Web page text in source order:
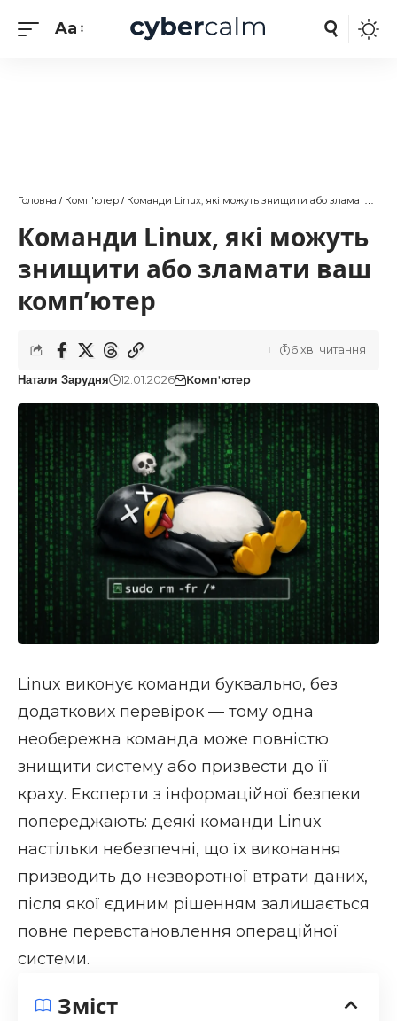
Aa
Головна / Комп'ютер / Команди Linux, які можуть знищити або зламати ваш комп’ютер
Команди Linux, які можуть
знищити або зламати ваш
комп’ютер
Наталя Зарудня 12.01.2026 Комп'ютер
6 хв. читання
Linux виконує команди буквально, без
додаткових перевірок — тому одна
необережна команда може повністю
знищити систему або призвести до її
краху. Експерти з інформаційної безпеки
попереджають: деякі команди Linux
настільки небезпечні, що їх виконання
призводить до незворотної втрати даних,
після якої єдиним рішенням залишається
повне перевстановлення операційної
системи.
Зміст